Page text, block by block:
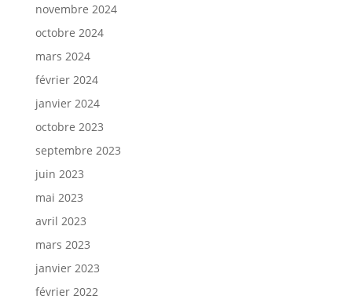
novembre 2024
octobre 2024
mars 2024
février 2024
janvier 2024
octobre 2023
septembre 2023
juin 2023
mai 2023
avril 2023
mars 2023
janvier 2023
février 2022